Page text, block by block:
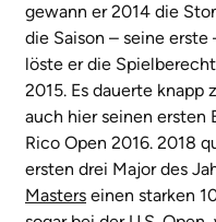
gewann er 2014 die
die Saison – seine erste
löste er die
2015. Es dauerte knapp
auch hier seinen ersten
Rico Open 2016. 2018
ersten drei Major des
Masters einen starken